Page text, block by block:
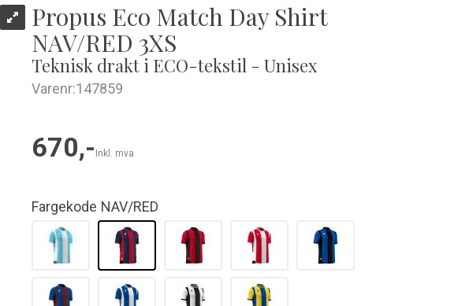
Propus Eco Match Day Shirt
NAV/RED 3XS
Teknisk drakt i ECO-tekstil - Unisex
Varenr:147859
670,- Inkl. mva
Fargekode NAV/RED